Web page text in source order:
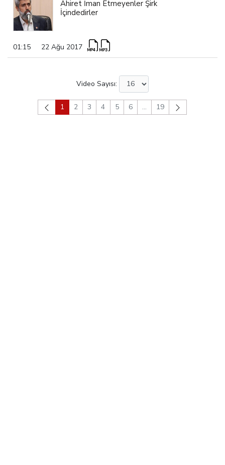
Ahiret İman Etmeyenler Şirk
İçindedirler
01:15 22 Ağu 2017
Video Sayısı:
1 2 3 4 5 6 ... 19